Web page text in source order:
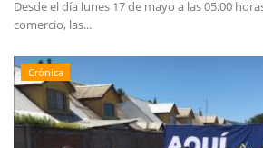
Desde el día lunes 17 de mayo a las 05:00
comercio, las...
Crónica